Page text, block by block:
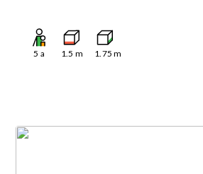
5 a 1.5 m 1.75 m